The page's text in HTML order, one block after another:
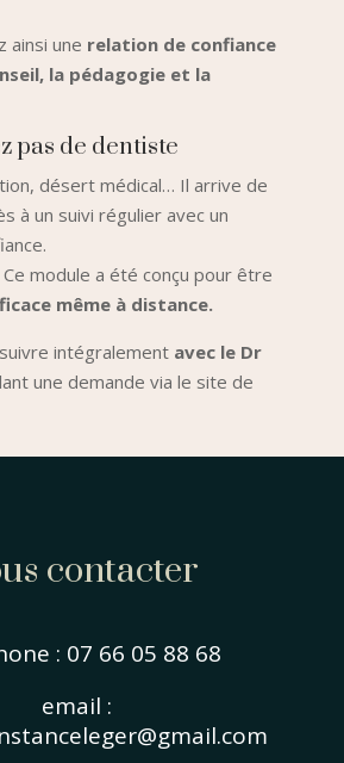
ainsi une relation de confiance
la pédagogie et la
pas de dentiste
désert médical… Il arrive de
à un suivi régulier avec un
module a été conçu pour être
même à distance.
intégralement avec le Dr
une demande via le site de
contacter
: 07 66 05 88 68
email :